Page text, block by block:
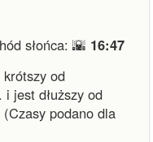
słońca: 🌇 16:47
krótszy od
i jest dłuższy od
(Czasy podano dla